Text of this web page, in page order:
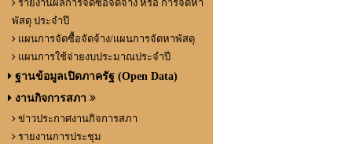
รายงานผลการจัดซื้อจัดจ้าง หรือ การจัดหา
พัสดุ ประจำปี
แผนการจัดซื้อจัดจ้าง/แผนการจัดหาพัสดุ
แผนการใช้จ่ายงบประมาณประจำปี
ฐานข้อมูลเปิดภาครัฐ (Open Data)
งานกิจการสภา
ข่าวประกาศงานกิจการสภา
รายงานการประชุม